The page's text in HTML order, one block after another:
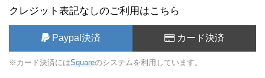
クレジット表記なしのご利用はこちら
Paypal決済 カード決済
※カード決済にはSquareのシステムを利用しています。